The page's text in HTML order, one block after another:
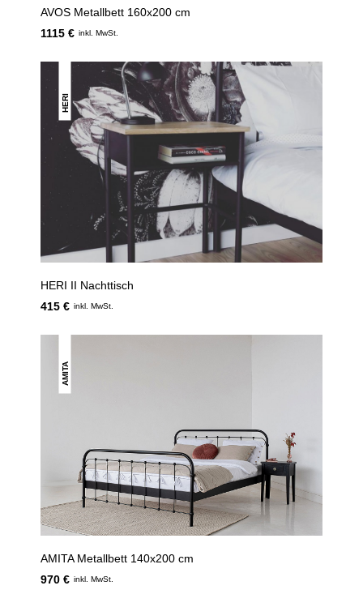
AVOS Metallbett 160x200 cm
1115 € inkl. MwSt.
HERI
HERI II Nachttisch
415 € inkl. MwSt.
AMITA
AMITA Metallbett 140x200 cm
970 € inkl. MwSt.